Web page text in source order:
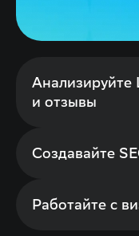
и отзывы
Создавайте
Работайте с